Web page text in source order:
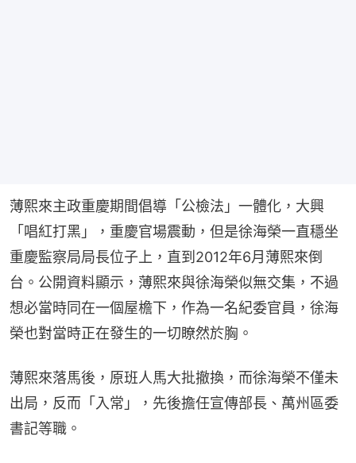
薄熙來主政重慶期間倡導「公檢法」一體化，大興
「唱紅打黑」，重慶官場震動，但是徐海榮一直穩坐
重慶監察局局長位子上，直到2012年6月薄熙來倒
台。公開資料顯示，薄熙來與徐海榮似無交集，不過
想必當時同在一個屋檐下，作為一名紀委官員，徐海
榮也對當時正在發生的一切瞭然於胸。
薄熙來落馬後，原班人馬大批撤換，而徐海榮不僅未
出局，反而「入常」，先後擔任宣傳部長、萬州區委
書記等職。